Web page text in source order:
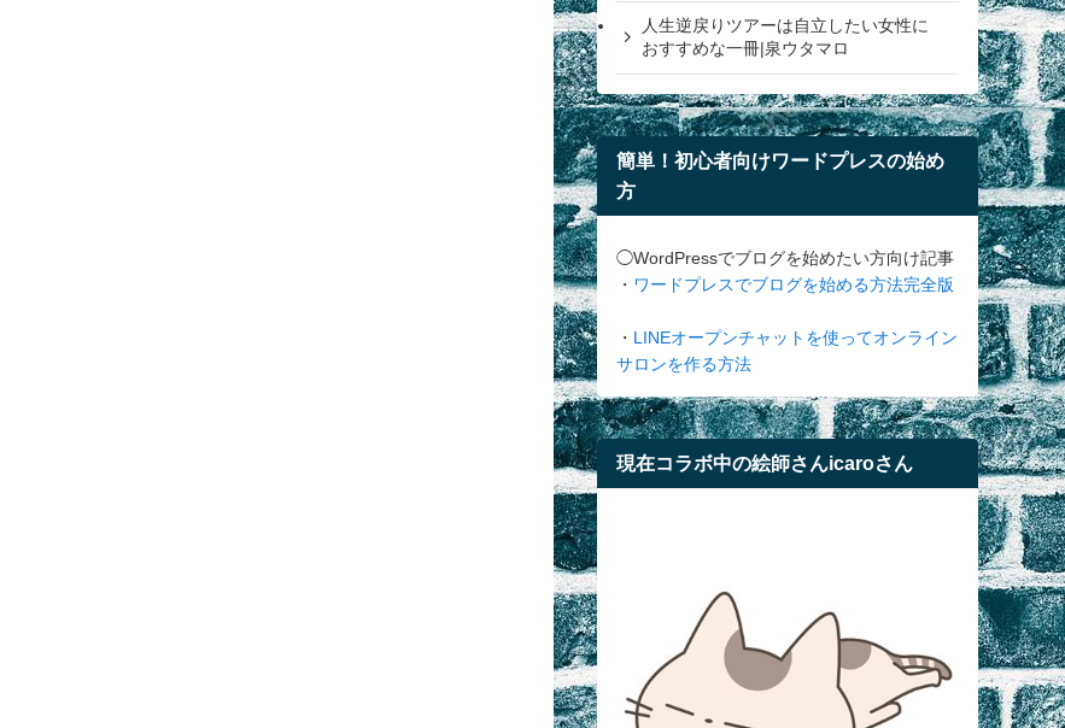
人生逆戻りツアーは自立したい女性に
おすすめな一冊|泉ウタマロ
簡単！初心者向けワードプレスの始め
方
◯WordPressでブログを始めたい方向け記事
・ ワードプレスでブログを始める方法完全版
・ LINEオープンチャットを使ってオンライン
サロンを作る方法
現在コラボ中の絵師さんicaroさん